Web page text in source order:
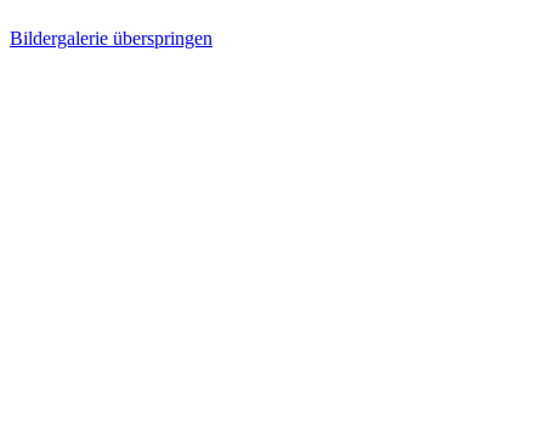
Bildergalerie überspringen